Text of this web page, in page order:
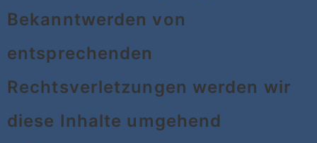
Bekanntwerden von
entsprechenden
Rechtsverletzungen werden wir
diese Inhalte umgehend